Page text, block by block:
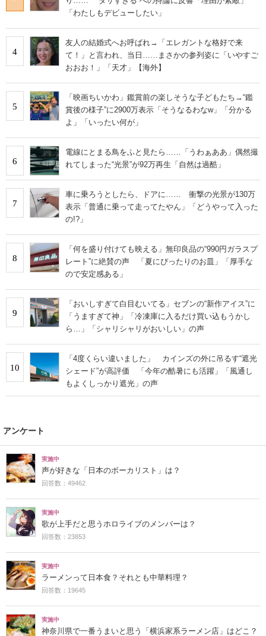
「わたしもデビューしたい」
4
友人の結婚式へお呼ばれ→「エレガントな格好で来
て！」と言われ、当日……まさかの参列姿に「いやすご
おおお！」「天才」【海外】
5
「映画ちいかわ」鑑賞前の楽しそうな子どもたち→“鑑
賞後の様子”に2900万表示「そうなるわなw」「分かる
よ」「いったい何が」
6
電線にとまる鳥をふと見たら……「うわぁああ」偶然撮
れてしまった“光景”が92万再生「自然は過酷」
7
車に乗ろうとしたら、ドアに…… 衝撃の光景が130万
表示「普通に乗って走ってたやん」「どうやって入った
の!?」
8
「何を盛り付けても映える」無印良品の“990円ガラスプ
レート”に絶賛の声 「夏にぴったりのお皿」「厚手な
ので安定感ある」
9
「おいしすぎて白目むいてる」セブンの“新作アイス”に
「うますぎて神」「冷凍庫に入るだけ買い込もうかし
ら…」「シャリシャリがおいしい」の声
10
「4度くらい違いました」 カインズの外に吊るす“遮光
シェード”が高評価 「今年の酷暑にも活躍」「風通し
もよくしっかり遮光」の声
アンケート
実施中
声が好きな「日本のボーカリスト」は？
回答数：49462
実施中
歌が上手だと思うホロライブのメンバーは？
回答数：23853
実施中
ラーメンって日本食？それとも中華料理？
回答数：19645
実施中
神奈川県で一番うまいと思う「横浜家系ラーメン店」はどこ？